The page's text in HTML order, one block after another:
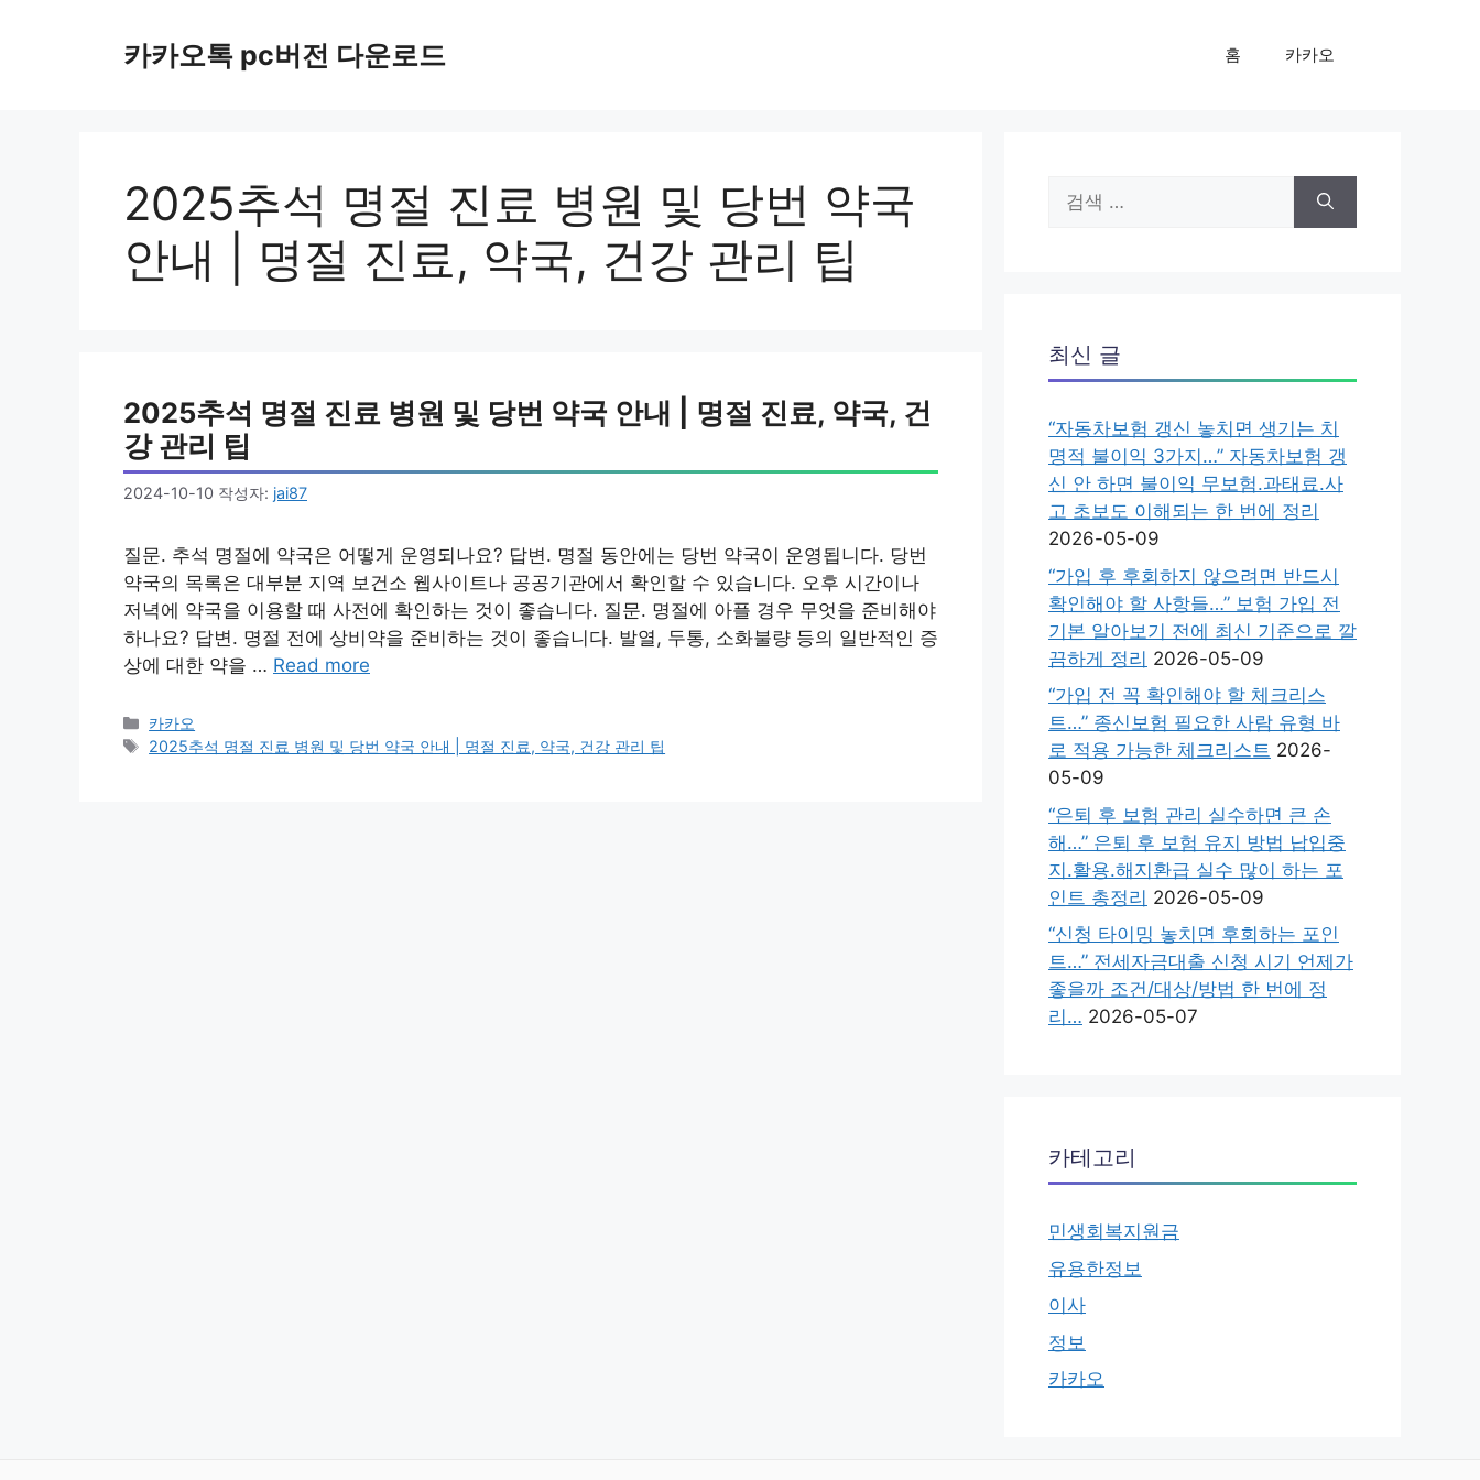
카카오톡 pc버전 다운로드 홈 카카오
2025추석 명절 진료 병원 및 당번 약국
안내 | 명절 진료, 약국, 건강 관리 팁
2025추석 명절 진료 병원 및 당번 약국 안내 | 명절 진료, 약국, 건
강 관리 팁
2024-10-10 작성자: jai87
질문. 추석 명절에 약국은 어떻게 운영되나요? 답변. 명절 동안에는 당번 약국이 운영됩니다. 당번
약국의 목록은 대부분 지역 보건소 웹사이트나 공공기관에서 확인할 수 있습니다. 오후 시간이나
저녁에 약국을 이용할 때 사전에 확인하는 것이 좋습니다. 질문. 명절에 아플 경우 무엇을 준비해야
하나요? 답변. 명절 전에 상비약을 준비하는 것이 좋습니다. 발열, 두통, 소화불량 등의 일반적인 증
상에 대한 약을 … Read more
카
테
카카오
태
2025추석 명절 진료 병원 및 당번 약국 안내 | 명절 진료, 약국, 건강 관리 팁
색:
최신 글
“자동차보험 갱신 놓치면 생기는 치
명적 불이익 3가지…” 자동차보험 갱
신 안 하면 불이익 무보험.과태료.사
고 초보도 이해되는 한 번에 정리
2026-05-09
“가입 후 후회하지 않으려면 반드시
확인해야 할 사항들…” 보험 가입 전
기본 알아보기 전에 최신 기준으로 깔
끔하게 정리 2026-05-09
“가입 전 꼭 확인해야 할 체크리스
트…” 종신보험 필요한 사람 유형 바
로 적용 가능한 체크리스트 2026-
05-09
“은퇴 후 보험 관리 실수하면 큰 손
해…” 은퇴 후 보험 유지 방법 납입중
지.활용.해지환급 실수 많이 하는 포
인트 총정리 2026-05-09
“신청 타이밍 놓치면 후회하는 포인
트…” 전세자금대출 신청 시기 언제가
좋을까 조건/대상/방법 한 번에 정
리… 2026-05-07
카테고리
민생회복지원금
유용한정보
이사
정보
카카오